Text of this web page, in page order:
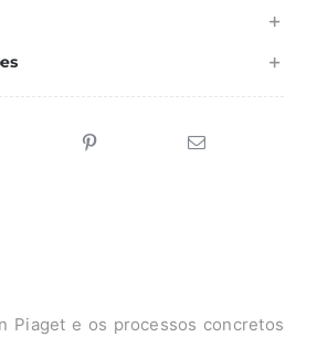
Piaget e os processos concretos